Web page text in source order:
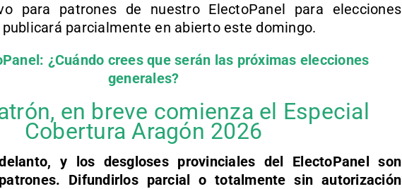
para patrones de nuestro ElectoPanel para elecciones
parcialmente en abierto este domingo.
¿Cuándo crees que serán las próximas elecciones
generales?
en breve comienza el Especial
Cobertura Aragón 2026
y los desgloses provinciales del ElectoPanel son
Difundirlos parcial o totalmente sin autorización